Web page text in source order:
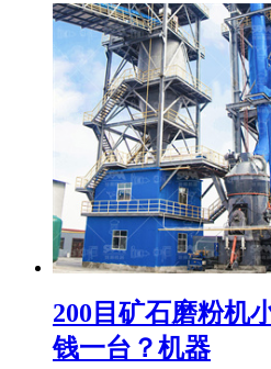
200目矿石磨粉机
钱一台？机器